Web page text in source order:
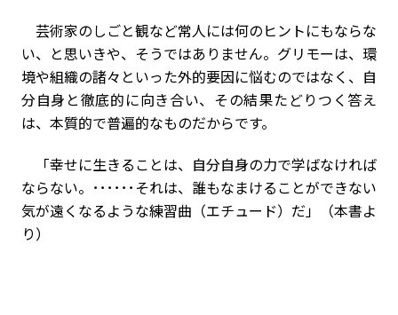
芸術家のしごと観など常人には何のヒントにもならな
い、と思いきや、そうではありません。グリモーは、環
境や組織の諸々といった外的要因に悩むのではなく、自
分自身と徹底的に向き合い、その結果たどりつく答え
は、本質的で普遍的なものだからです。
「幸せに生きることは、自分自身の力で学ばなければ
ならない。･･････それは、誰もなまけることができない
気が遠くなるような練習曲（エチュード）だ」（本書よ
り）